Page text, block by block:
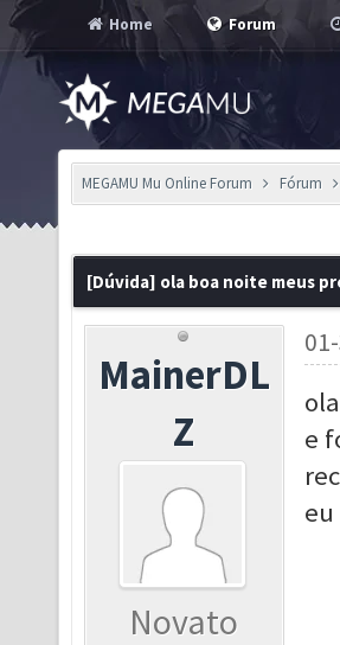
Home Forum
MEGAMU Mu Online Forum Fórum
[Dúvida] ola boa noite meus
MainerDL
Z
Novato
e